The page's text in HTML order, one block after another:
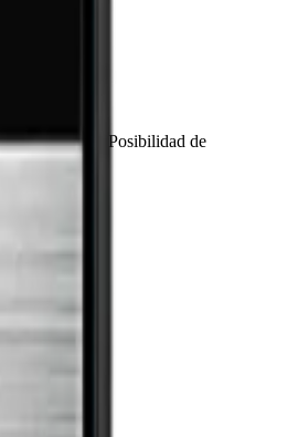
horizontal. Posibilidad de